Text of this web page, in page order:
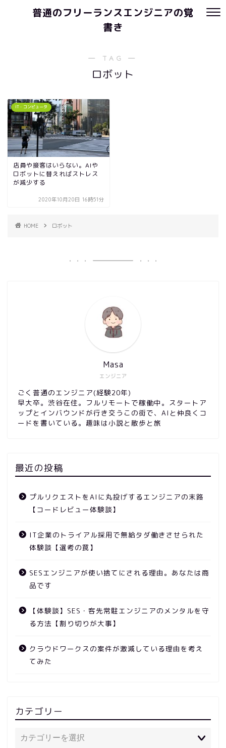
普通のフリーランスエンジニアの覚
書き
― TAG ―
ロボット
IT・コンピュータ
店員や接客はいらない。AIや
ロボットに替えればストレス
が減少する
2020年10月20日 16時51分
HOME ロボット
エンジニア
Masa
ごく普通のエンジニア(経験20年)
早大卒。渋谷在住。フルリモートで稼働中。スタートア
ップとインバウンドが行き交うこの街で、AIと仲良くコ
ードを書いている。趣味は小説と散歩と旅
最近の投稿
プルリクエストをAIに丸投げするエンジニアの末路
【コードレビュー体験談】
IT企業のトライアル採用で無給タダ働きさせられた
体験談【選考の罠】
SESエンジニアが使い捨てにされる理由。あなたは商
品です
【体験談】SES・客先常駐エンジニアのメンタルを守
る方法【割り切りが大事】
クラウドワークスの案件が激減している理由を考え
てみた
カテゴリー